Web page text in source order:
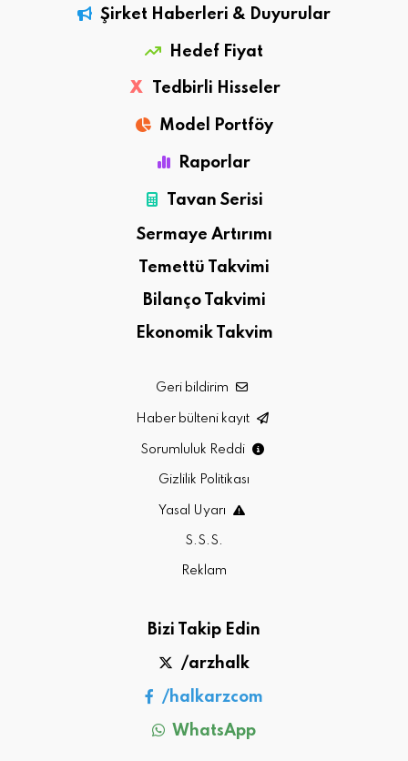
Şirket Haberleri & Duyurular
Hedef Fiyat
X Tedbirli Hisseler
Model Portföy
Raporlar
Tavan Serisi
Sermaye Artırımı
Temettü Takvimi
Bilanço Takvimi
Ekonomik Takvim
Geri bildirim
Haber bülteni kayıt
Sorumluluk Reddi
Gizlilik Politikası
Yasal Uyarı
S.S.S.
Reklam
Bizi Takip Edin
/arzhalk
/halkarzcom
WhatsApp